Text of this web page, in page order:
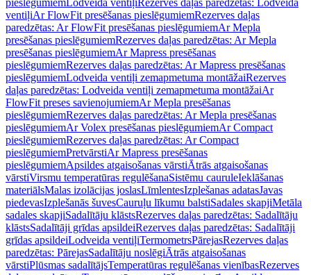
pieslēgumiemLodveida ventiļiRezerves daļas paredzētas: Lodveida
ventiļiAr FlowFit presēšanas pieslēgumiemRezerves daļas
paredzētas: Ar FlowFit presēšanas pieslēgumiemAr Mepla
presēšanas pieslēgumiemRezerves daļas paredzētas: Ar Mepla
presēšanas pieslēgumiemAr Mapress presēšanas
pieslēgumiemRezerves daļas paredzētas: Ar Mapress presēšanas
pieslēgumiemLodveida ventiļi zemapmetuma montāžaiRezerves
daļas paredzētas: Lodveida ventiļi zemapmetuma montāžaiAr
FlowFit preses savienojumiemAr Mepla presēšanas
pieslēgumiemRezerves daļas paredzētas: Ar Mepla presēšanas
pieslēgumiemAr Volex presēšanas pieslēgumiemAr Compact
pieslēgumiemRezerves daļas paredzētas: Ar Compact
pieslēgumiemPretvārstiAr Mapress presēšanas
pieslēgumiemApsildes atgaisošanas vārstiĀtrās atgaisošanas
vārstiVirsmu temperatūras regulēšanaSistēmu cauruleIeklāšanas
materiālsMalas izolācijas joslasLīmlentesIzplešanas adatasJavas
piedevasIzplešanās šuvesCauruļu līkumu balstiSadales skapjiMetāla
sadales skapjiSadalītāju klāstsRezerves daļas paredzētas: Sadalītāju
klāstsSadalītāji grīdas apsildeiRezerves daļas paredzētas: Sadalītāji
grīdas apsildeiLodveida ventiļiTermometrsPārejasRezerves daļas
paredzētas: PārejasSadalītāju noslēgiĀtrās atgaisošanas
vārstiPlūsmas sadalītājsTemperatūras regulēšanas vienībasRezerves